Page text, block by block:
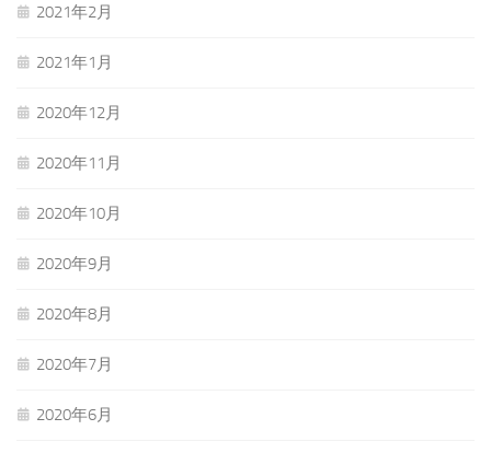
2021年2月
2021年1月
2020年12月
2020年11月
2020年10月
2020年9月
2020年8月
2020年7月
2020年6月